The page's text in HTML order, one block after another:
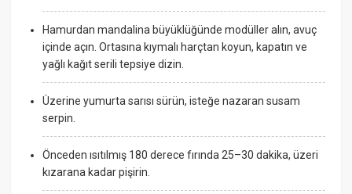
Hamurdan mandalina büyüklüğünde modüller alın, avuç
içinde açın. Ortasına kıymalı harçtan koyun, kapatın ve
yağlı kağıt serili tepsiye dizin.
Üzerine yumurta sarısı sürün, isteğe nazaran susam
serpin.
Önceden ısıtılmış 180 derece fırında 25–30 dakika, üzeri
kızarana kadar pişirin.